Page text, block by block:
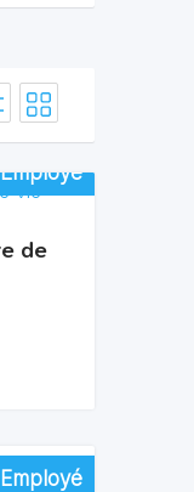
Employé
Employé
de
Employé
Employé